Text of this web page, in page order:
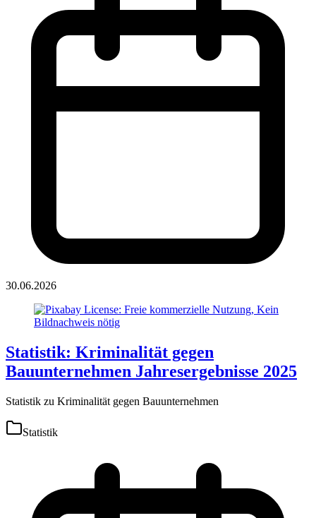
30.06.2026
Statistik: Kriminalität gegen
Bauunternehmen Jahresergebnisse 2025
Statistik zu Kriminalität gegen Bauunternehmen
Statistik